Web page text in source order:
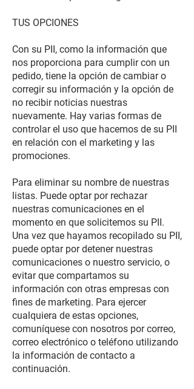
TUS OPCIONES
Con su PII, como la información que
nos proporciona para cumplir con un
pedido, tiene la opción de cambiar o
corregir su información y la opción de
no recibir noticias nuestras
nuevamente. Hay varias formas de
controlar el uso que hacemos de su PII
en relación con el marketing y las
promociones.
Para eliminar su nombre de nuestras
listas. Puede optar por rechazar
nuestras comunicaciones en el
momento en que solicitemos su PII.
Una vez que hayamos recopilado su PII,
puede optar por detener nuestras
comunicaciones o nuestro servicio, o
evitar que compartamos su
información con otras empresas con
fines de marketing. Para ejercer
cualquiera de estas opciones,
comuníquese con nosotros por correo,
correo electrónico o teléfono utilizando
la información de contacto a
continuación.